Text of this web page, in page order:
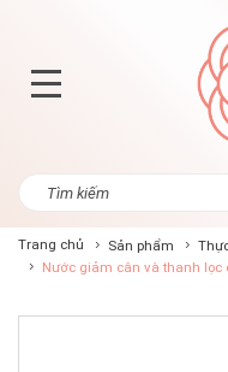
Trang chủ Sản phẩm
Nước giảm cân và thanh lọc